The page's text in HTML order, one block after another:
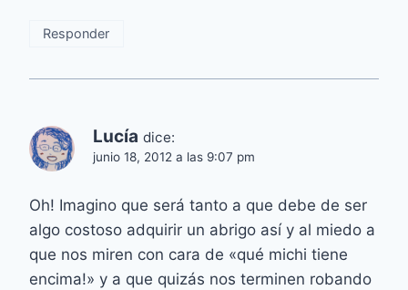
Responder
Lucía dice:
junio 18, 2012 a las 9:07 pm
Oh! Imagino que será tanto a que debe de ser
algo costoso adquirir un abrigo así y al miedo a
que nos miren con cara de «qué michi tiene
encima!» y a que quizás nos terminen robando